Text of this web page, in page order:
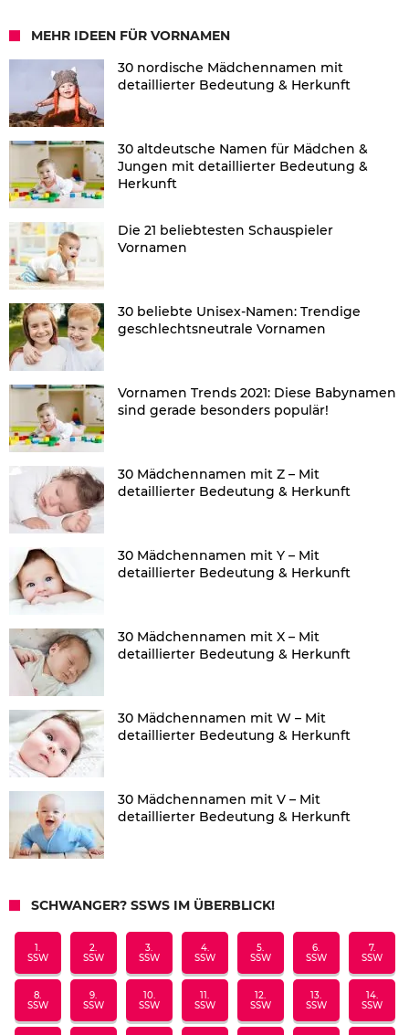
MEHR IDEEN FÜR VORNAMEN
30 nordische Mädchennamen mit
detaillierter Bedeutung & Herkunft
30 altdeutsche Namen für Mädchen &
Jungen mit detaillierter Bedeutung &
Herkunft
Die 21 beliebtesten Schauspieler
Vornamen
30 beliebte Unisex-Namen: Trendige
geschlechtsneutrale Vornamen
Vornamen Trends 2021: Diese Babynamen
sind gerade besonders populär!
30 Mädchennamen mit Z – Mit
detaillierter Bedeutung & Herkunft
30 Mädchennamen mit Y – Mit
detaillierter Bedeutung & Herkunft
30 Mädchennamen mit X – Mit
detaillierter Bedeutung & Herkunft
30 Mädchennamen mit W – Mit
detaillierter Bedeutung & Herkunft
30 Mädchennamen mit V – Mit
detaillierter Bedeutung & Herkunft
SCHWANGER? SSWS IM ÜBERBLICK!
1.
SSW
2.
SSW
3.
SSW
4.
SSW
5.
SSW
6.
SSW
7.
SSW
8.
SSW
9.
SSW
10.
SSW
11.
SSW
12.
SSW
13.
SSW
14.
SSW